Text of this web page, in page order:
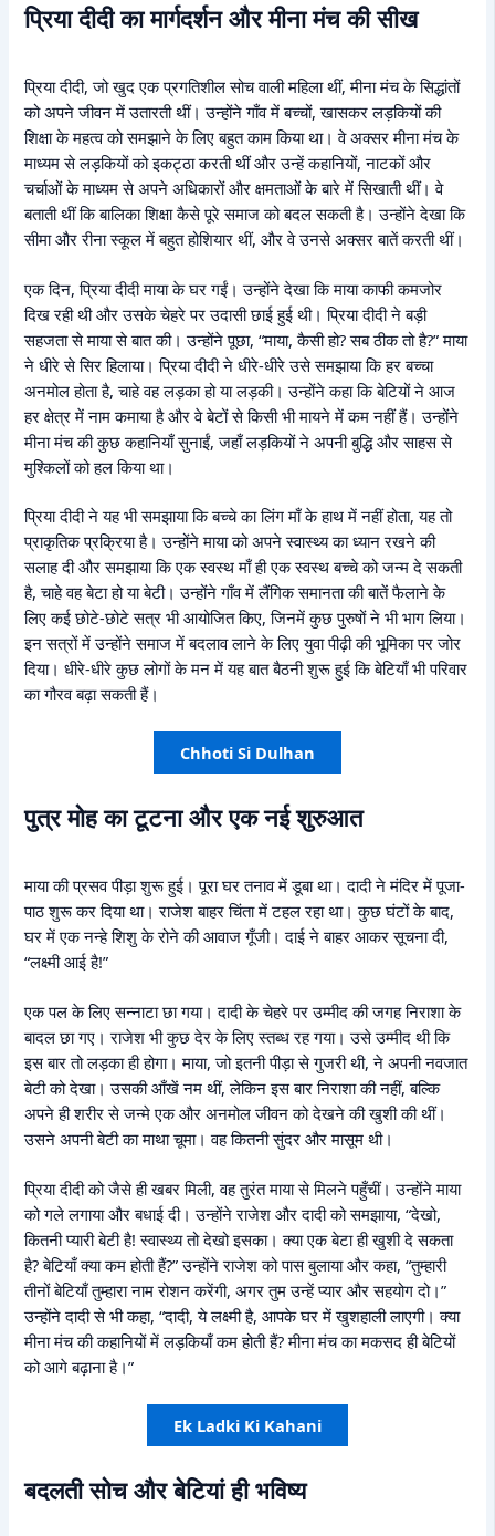
प्रिया दीदी का मार्गदर्शन और मीना मंच की सीख
प्रिया दीदी, जो खुद एक प्रगतिशील सोच वाली महिला थीं, मीना मंच के सिद्धांतों
को अपने जीवन में उतारती थीं। उन्होंने गाँव में बच्चों, खासकर लड़कियों की
शिक्षा के महत्व को समझाने के लिए बहुत काम किया था। वे अक्सर मीना मंच के
माध्यम से लड़कियों को इकट्ठा करती थीं और उन्हें कहानियों, नाटकों और
चर्चाओं के माध्यम से अपने अधिकारों और क्षमताओं के बारे में सिखाती थीं। वे
बताती थीं कि बालिका शिक्षा कैसे पूरे समाज को बदल सकती है। उन्होंने देखा कि
सीमा और रीना स्कूल में बहुत होशियार थीं, और वे उनसे अक्सर बातें करती थीं।
एक दिन, प्रिया दीदी माया के घर गईं। उन्होंने देखा कि माया काफी कमजोर
दिख रही थी और उसके चेहरे पर उदासी छाई हुई थी। प्रिया दीदी ने बड़ी
सहजता से माया से बात की। उन्होंने पूछा, “माया, कैसी हो? सब ठीक तो है?” माया
ने धीरे से सिर हिलाया। प्रिया दीदी ने धीरे-धीरे उसे समझाया कि हर बच्चा
अनमोल होता है, चाहे वह लड़का हो या लड़की। उन्होंने कहा कि बेटियों ने आज
हर क्षेत्र में नाम कमाया है और वे बेटों से किसी भी मायने में कम नहीं हैं। उन्होंने
मीना मंच की कुछ कहानियाँ सुनाईं, जहाँ लड़कियों ने अपनी बुद्धि और साहस से
मुश्किलों को हल किया था।
प्रिया दीदी ने यह भी समझाया कि बच्चे का लिंग माँ के हाथ में नहीं होता, यह तो
प्राकृतिक प्रक्रिया है। उन्होंने माया को अपने स्वास्थ्य का ध्यान रखने की
सलाह दी और समझाया कि एक स्वस्थ माँ ही एक स्वस्थ बच्चे को जन्म दे सकती
है, चाहे वह बेटा हो या बेटी। उन्होंने गाँव में लैंगिक समानता की बातें फैलाने के
लिए कई छोटे-छोटे सत्र भी आयोजित किए, जिनमें कुछ पुरुषों ने भी भाग लिया।
इन सत्रों में उन्होंने समाज में बदलाव लाने के लिए युवा पीढ़ी की भूमिका पर जोर
दिया। धीरे-धीरे कुछ लोगों के मन में यह बात बैठनी शुरू हुई कि बेटियाँ भी परिवार
का गौरव बढ़ा सकती हैं।
Chhoti Si Dulhan
पुत्र मोह का टूटना और एक नई शुरुआत
माया की प्रसव पीड़ा शुरू हुई। पूरा घर तनाव में डूबा था। दादी ने मंदिर में पूजा-
पाठ शुरू कर दिया था। राजेश बाहर चिंता में टहल रहा था। कुछ घंटों के बाद,
घर में एक नन्हे शिशु के रोने की आवाज गूँजी। दाई ने बाहर आकर सूचना दी,
“लक्ष्मी आई है!”
एक पल के लिए सन्नाटा छा गया। दादी के चेहरे पर उम्मीद की जगह निराशा के
बादल छा गए। राजेश भी कुछ देर के लिए स्तब्ध रह गया। उसे उम्मीद थी कि
इस बार तो लड़का ही होगा। माया, जो इतनी पीड़ा से गुजरी थी, ने अपनी नवजात
बेटी को देखा। उसकी आँखें नम थीं, लेकिन इस बार निराशा की नहीं, बल्कि
अपने ही शरीर से जन्मे एक और अनमोल जीवन को देखने की खुशी की थीं।
उसने अपनी बेटी का माथा चूमा। वह कितनी सुंदर और मासूम थी।
प्रिया दीदी को जैसे ही खबर मिली, वह तुरंत माया से मिलने पहुँचीं। उन्होंने माया
को गले लगाया और बधाई दी। उन्होंने राजेश और दादी को समझाया, “देखो,
कितनी प्यारी बेटी है! स्वास्थ्य तो देखो इसका। क्या एक बेटा ही खुशी दे सकता
है? बेटियाँ क्या कम होती हैं?” उन्होंने राजेश को पास बुलाया और कहा, “तुम्हारी
तीनों बेटियाँ तुम्हारा नाम रोशन करेंगी, अगर तुम उन्हें प्यार और सहयोग दो।”
उन्होंने दादी से भी कहा, “दादी, ये लक्ष्मी है, आपके घर में खुशहाली लाएगी। क्या
मीना मंच की कहानियों में लड़कियाँ कम होती हैं? मीना मंच का मकसद ही बेटियों
को आगे बढ़ाना है।”
Ek Ladki Ki Kahani
बदलती सोच और बेटियां ही भविष्य